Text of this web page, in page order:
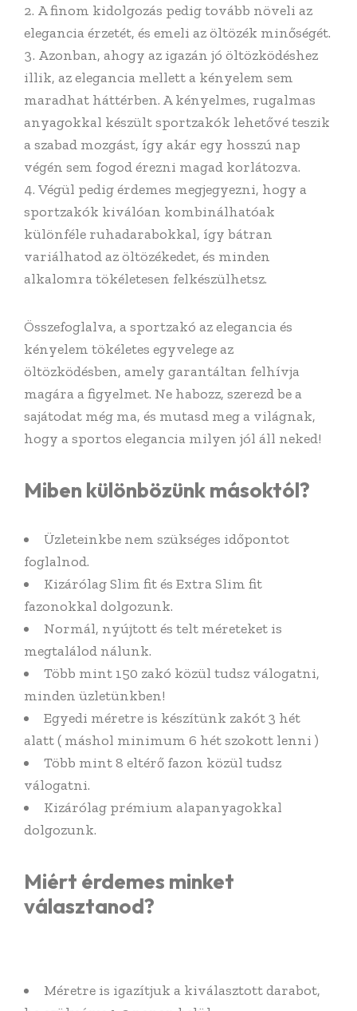
A finom kidolgozás pedig tovább növeli az
elegancia érzetét, és emeli az öltözék minőségét.
Azonban, ahogy az igazán jó öltözködéshez
illik, az elegancia mellett a kényelem sem
maradhat háttérben. A kényelmes, rugalmas
anyagokkal készült sportzakók lehetővé teszik
a szabad mozgást, így akár egy hosszú nap
végén sem fogod érezni magad korlátozva.
Végül pedig érdemes megjegyezni, hogy a
sportzakók kiválóan kombinálhatóak
különféle ruhadarabokkal, így bátran
variálhatod az öltözékedet, és minden
alkalomra tökéletesen felkészülhetsz.
Összefoglalva, a sportzakó az elegancia és
kényelem tökéletes egyvelege az
öltözködésben, amely garantáltan felhívja
magára a figyelmet. Ne habozz, szerezd be a
sajátodat még ma, és mutasd meg a világnak,
hogy a sportos elegancia milyen jól áll neked!
Miben különbözünk másoktól?
Üzleteinkbe nem szükséges időpontot
foglalnod.
Kizárólag Slim fit és Extra Slim fit
fazonokkal dolgozunk.
Normál, nyújtott és telt méreteket is
megtalálod nálunk.
Több mint 150 zakó közül tudsz válogatni,
minden üzletünkben!
Egyedi méretre is készítünk zakót 3 hét
alatt ( máshol minimum 6 hét szokott lenni )
Több mint 8 eltérő fazon közül tudsz
válogatni.
Kizárólag prémium alapanyagokkal
dolgozunk.
Miért érdemes minket
választanod?
Méretre is igazítjuk a kiválasztott darabot,